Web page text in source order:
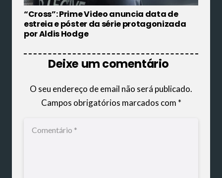
“Cross”: Prime Video anuncia data de
estreia e póster da série protagonizada
por Aldis Hodge
Deixe um comentário
O seu endereço de email não será publicado.
Campos obrigatórios marcados com *